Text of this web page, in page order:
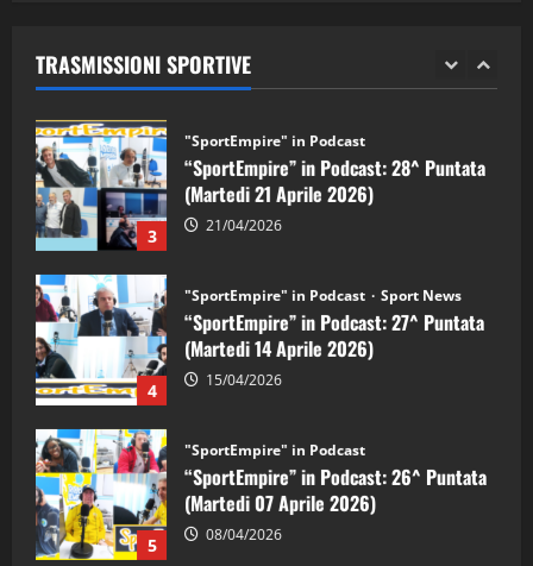
TRASMISSIONI SPORTIVE
2 28/04/2026
3
"SportEmpire" in Podcast
“SportEmpire” in Podcast: 28^ Puntata
(Martedi 21 Aprile 2026)
21/04/2026
4
"SportEmpire" in Podcast Sport News
“SportEmpire” in Podcast: 27^ Puntata
(Martedi 14 Aprile 2026)
15/04/2026
5
"SportEmpire" in Podcast
“SportEmpire” in Podcast: 26^ Puntata
(Martedi 07 Aprile 2026)
08/04/2026